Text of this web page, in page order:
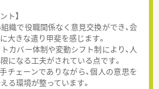
ト】
織で役職関係なく意見交換ができ、会
大きな遣り甲斐を感じます。
カバー体制や変動シフト制により、人
になる工夫がされている点です。
チェーンでありながら、個人の意思を
る環境が整っています。